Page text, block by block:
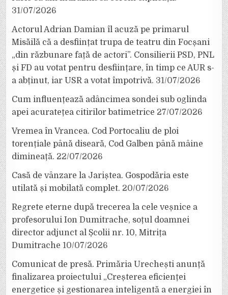
31/07/2026
Actorul Adrian Damian îl acuză pe primarul
Misăilă că a desființat trupa de teatru din Focșani
„din răzbunare față de actori”. Consilierii PSD, PNL
și FD au votat pentru desființare, în timp ce AUR s-
a abținut, iar USR a votat împotrivă. 31/07/2026
Cum influențează adâncimea sondei sub oglinda
apei acuratețea citirilor batimetrice 27/07/2026
Vremea în Vrancea. Cod Portocaliu de ploi
torențiale până diseară, Cod Galben până mâine
dimineață. 22/07/2026
Casă de vânzare la Jariștea. Gospodăria este
utilată și mobilată complet. 20/07/2026
Regrete eterne după trecerea la cele veșnice a
profesorului Ion Dumitrache, soțul doamnei
director adjunct al Școlii nr. 10, Mitrița
Dumitrache 10/07/2026
Comunicat de presă. Primăria Urechești anunță
finalizarea proiectului „Creșterea eficienței
energetice și gestionarea inteligentă a energiei în